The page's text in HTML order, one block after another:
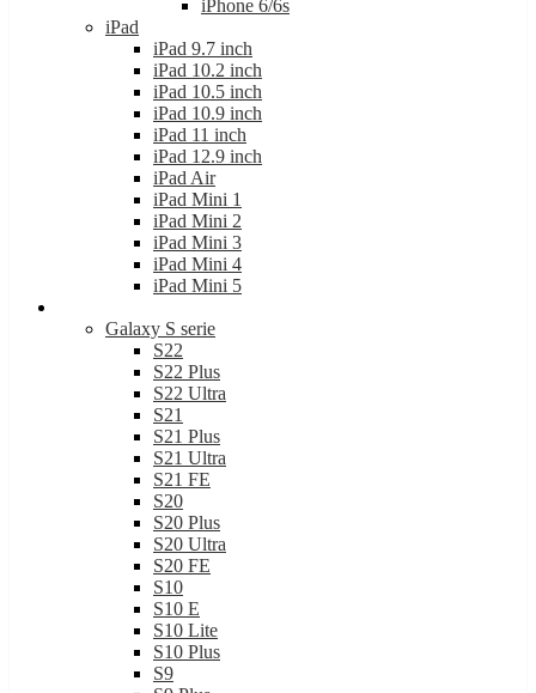
iPad 10.2 inch
iPad 10.5 inch
iPad 10.9 inch
iPad 11 inch
iPad 12.9 inch
iPad Air
iPad Mini 1
iPad Mini 2
iPad Mini 3
iPad Mini 4
iPad Mini 5
Samsung
S22
S22 Plus
S22 Ultra
S21
S21 Plus
S21 Ultra
S21 FE
S20
S20 Plus
S20 Ultra
S20 FE
S10
S10 E
S10 Lite
S10 Plus
S9
S9 Plus